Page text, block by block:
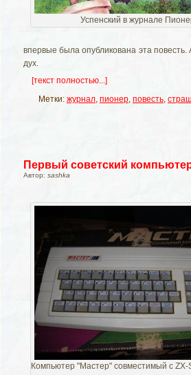
Успенский в журнале
впервые была опубликована эта
дух.
[текст полностью...]
Метки: журнал, пионер, повесть,
Первый советский
Автор: sashka
Компьютер "Мастер" совместимый с ZX-